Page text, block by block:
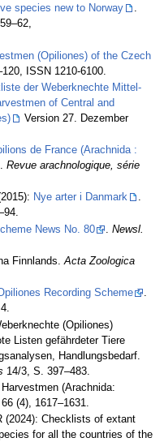
species new to Norway
.
(Opiliones) of the Czech
ISSN 1210-6100.
der Weberknechte Mittel-
of Central and
Version 27. Dezember
de France (Arachnida :
. Revue arachnologique, série
Nye arter i Danmark
.
News No. 80
Newsl.
Finnlands.Acta Zoologica
Recording Scheme
.
(Opiliones)
Listen gefährdeter Tiere
Handlungsbedarf.
14/3, S. 397–483.
(Arachnida:
66 (4), 1617–1631.
(2024): Checklists of extant
for all the countries of the